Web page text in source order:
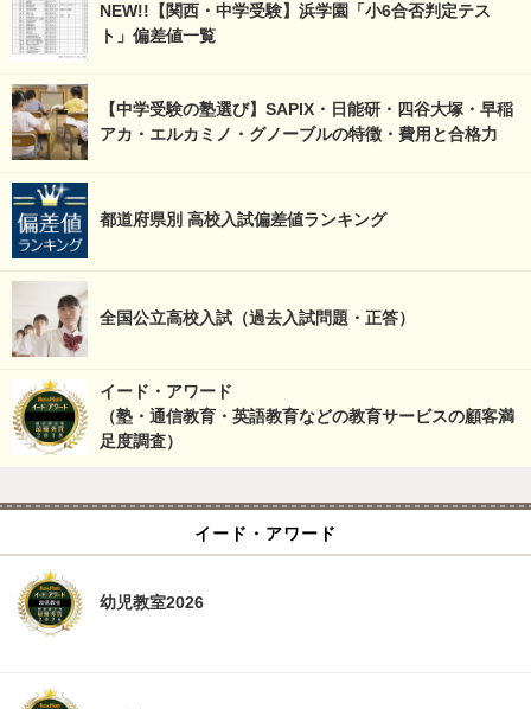
NEW!!【関西・中学受験】浜学園「小6合否判定テス
ト」偏差値一覧
【中学受験の塾選び】SAPIX・日能研・四谷大塚・早稲
アカ・エルカミノ・グノーブルの特徴・費用と合格力
都道府県別 高校入試偏差値ランキング
全国公立高校入試（過去入試問題・正答）
イード・アワード
（塾・通信教育・英語教育などの教育サービスの顧客満
足度調査）
イード・アワード
幼児教室2026